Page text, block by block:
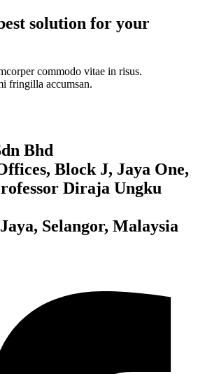
solution for your
commodo vitae in risus.
fringilla accumsan.
Bhd
Block J, Jaya One,
Diraja Ungku
Selangor, Malaysia